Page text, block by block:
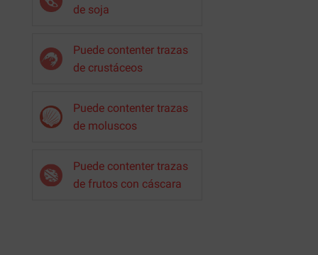
de soja
Puede contenter trazas
de crustáceos
Puede contenter trazas
de moluscos
Puede contenter trazas
de frutos con cáscara